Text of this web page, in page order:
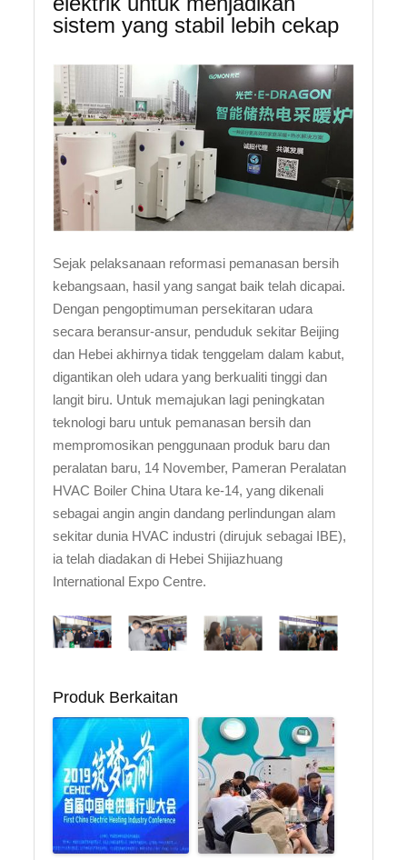
sistem yang stabil lebih cekap
Sejak pelaksanaan reformasi pemanasan bersih
kebangsaan, hasil yang sangat baik telah dicapai.
Dengan pengoptimuman persekitaran udara
secara beransur-ansur, penduduk sekitar Beijing
dan Hebei akhirnya tidak tenggelam dalam kabut,
digantikan oleh udara yang berkualiti tinggi dan
langit biru. Untuk memajukan lagi peningkatan
teknologi baru untuk pemanasan bersih dan
mempromosikan penggunaan produk baru dan
peralatan baru, 14 November, Pameran Peralatan
HVAC Boiler China Utara ke-14, yang dikenali
sebagai angin angin dandang perlindungan alam
sekitar dunia HVAC industri (dirujuk sebagai IBE),
ia telah diadakan di Hebei Shijiazhuang
International Expo Centre.
Produk Berkaitan